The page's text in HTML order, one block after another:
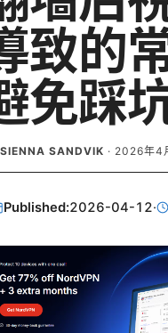
致的
免踩
SIENNA SANDVIK · 2026年4
Published:2026-04-12·